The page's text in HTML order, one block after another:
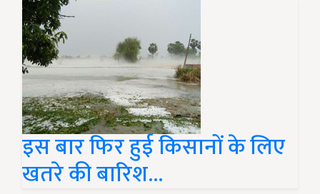
इस बार फिर हुई किसानों के लिए
खतरे की बारिश...